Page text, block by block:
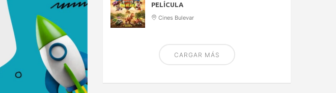
PELÍCULA
Cines Bulevar
CARGAR MÁS